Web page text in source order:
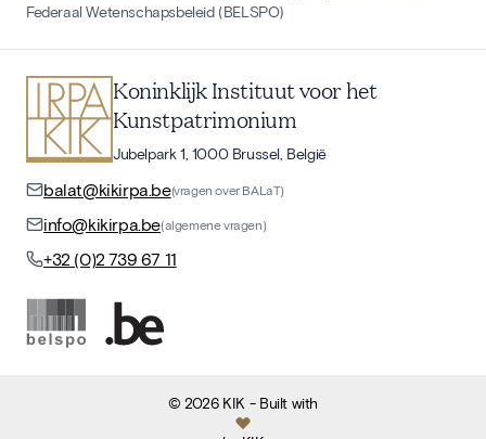
Federaal Wetenschapsbeleid (BELSPO)
Koninklijk Instituut voor het
Kunstpatrimonium
Jubelpark 1, 1000 Brussel, België
balat@kikirpa.be(vragen over BALaT)
info@kikirpa.be(algemene vragen)
+32 (0)2 739 67 11
©2026 KIK - Built with